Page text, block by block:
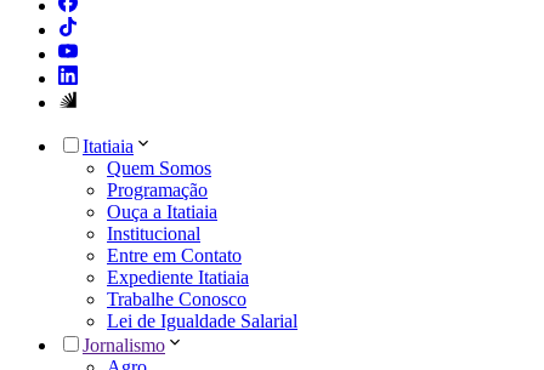
Itatiaia
Quem Somos
Programação
Ouça a Itatiaia
Institucional
Entre em Contato
Expediente Itatiaia
Trabalhe Conosco
Lei de Igualdade Salarial
Jornalismo